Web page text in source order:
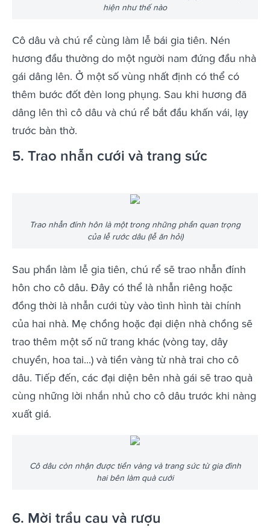
hiện như thế nào
Cô dâu và chú rể cùng làm lễ bái gia tiên. Nén
hương đầu thường do một người nam đứng đầu nhà
gái dâng lên. Ở một số vùng nhất định có thể có
thêm bước đốt đèn long phụng. Sau khi hương đã
dâng lên thì cô dâu và chú rể bắt đầu khấn vái, lạy
trước bàn thờ.
5. Trao nhẫn cưới và trang sức
Trao nhẫn đính hôn là một trong những phần quan trọng
của lễ rước dâu (lễ ăn hỏi)
Sau phần làm lễ gia tiên, chú rể sẽ trao nhẫn đính
hôn cho cô dâu. Đây có thể là nhẫn riêng hoặc
đồng thời là nhẫn cưới tùy vào tình hình tài chính
của hai nhà. Mẹ chồng hoặc đại diện nhà chồng sẽ
trao thêm một số nữ trang khác (vòng tay, dây
chuyền, hoa tai...) và tiền vàng từ nhà trai cho cô
dâu. Tiếp đến, các đại diện bên nhà gái sẽ trao quà
cùng những lời nhắn nhủ cho cô dâu trước khi nàng
xuất giá.
Cô dâu còn nhận được tiền vàng và trang sức từ gia đình
hai bên làm quà cưới
6. Mời trầu cau và rượu